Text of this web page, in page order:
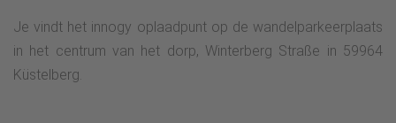
Je vindt het innogy oplaadpunt op de wandelparkeerplaats
in het centrum van het dorp, Winterberg Straße in 59964
Küstelberg.